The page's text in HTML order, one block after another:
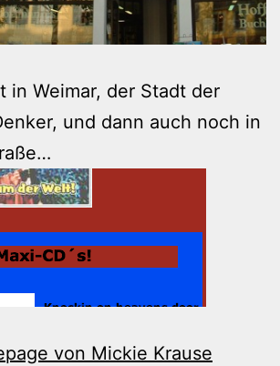
in Weimar, der Stadt der
und dann auch noch in
von Mickie Krause